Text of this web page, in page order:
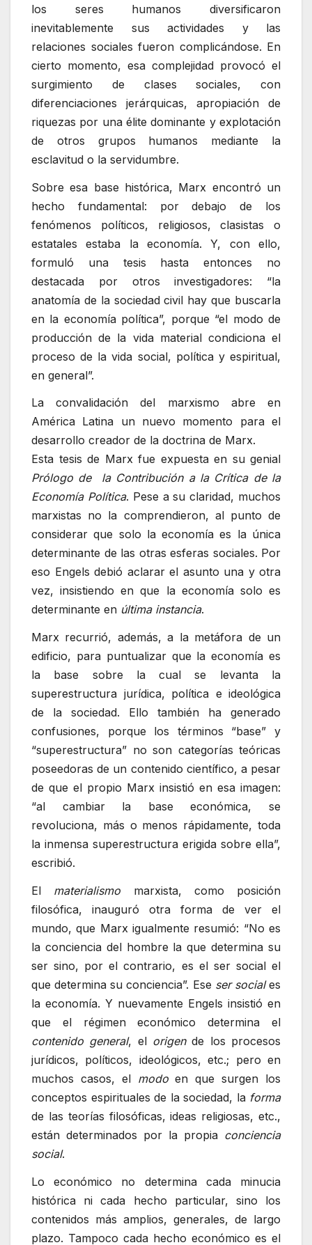
los seres humanos diversificaron
inevitablemente sus actividades y las
relaciones sociales fueron complicándose. En
cierto momento, esa complejidad provocó el
surgimiento de clases sociales, con
diferenciaciones jerárquicas, apropiación de
riquezas por una élite dominante y explotación
de otros grupos humanos mediante la
esclavitud o la servidumbre.
Sobre esa base histórica, Marx encontró un
hecho fundamental: por debajo de los
fenómenos políticos, religiosos, clasistas o
estatales estaba la economía. Y, con ello,
formuló una tesis hasta entonces no
destacada por otros investigadores: “la
anatomía de la sociedad civil hay que buscarla
en la economía política”, porque “el modo de
producción de la vida material condiciona el
proceso de la vida social, política y espiritual,
en general”.
La convalidación del marxismo abre en
América Latina un nuevo momento para el
desarrollo creador de la doctrina de Marx.
Esta tesis de Marx fue expuesta en su genial
Prólogo de la Contribución a la Crítica de la
Economía Política. Pese a su claridad, muchos
marxistas no la comprendieron, al punto de
considerar que solo la economía es la única
determinante de las otras esferas sociales. Por
eso Engels debió aclarar el asunto una y otra
vez, insistiendo en que la economía solo es
determinante en última instancia.
Marx recurrió, además, a la metáfora de un
edificio, para puntualizar que la economía es
la base sobre la cual se levanta la
superestructura jurídica, política e ideológica
de la sociedad. Ello también ha generado
confusiones, porque los términos “base” y
“superestructura” no son categorías teóricas
poseedoras de un contenido científico, a pesar
de que el propio Marx insistió en esa imagen:
“al cambiar la base económica, se
revoluciona, más o menos rápidamente, toda
la inmensa superestructura erigida sobre ella”,
escribió.
El materialismo marxista, como posición
filosófica, inauguró otra forma de ver el
mundo, que Marx igualmente resumió: “No es
la conciencia del hombre la que determina su
ser sino, por el contrario, es el ser social el
que determina su conciencia”. Ese ser sociales
la economía. Y nuevamente Engels insistió en
que el régimen económico determina el
contenido general, el origende los procesos
jurídicos, políticos, ideológicos, etc.; pero en
muchos casos, el modoen que surgen los
conceptos espirituales de la sociedad, la forma
de las teorías filosóficas, ideas religiosas, etc.,
están determinados por la propia conciencia
social.
Lo económico no determina cada minucia
histórica ni cada hecho particular, sino los
contenidos más amplios, generales, de largo
plazo. Tampoco cada hecho económico es el